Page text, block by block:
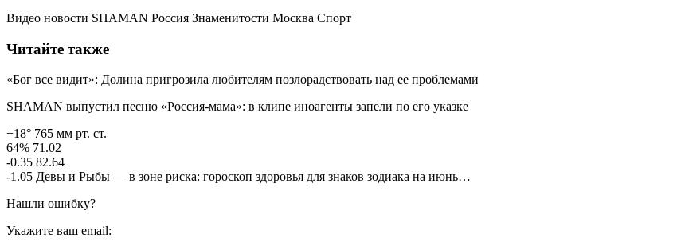
Видео новости SHAMAN Россия Знаменитости Москва Спорт
Читайте также
«Бог все видит»: Долина пригрозила любителям позлорадствовать над ее проблемами
SHAMAN выпустил песню «Россия-мама»: в клипе иноагенты запели по его указке
+18° 765 мм рт. ст.
64% 71.02
-0.35 82.64
-1.05 Девы и Рыбы — в зоне риска: гороскоп здоровья для знаков зодиака на июнь…
Нашли ошибку?
Укажите ваш email: